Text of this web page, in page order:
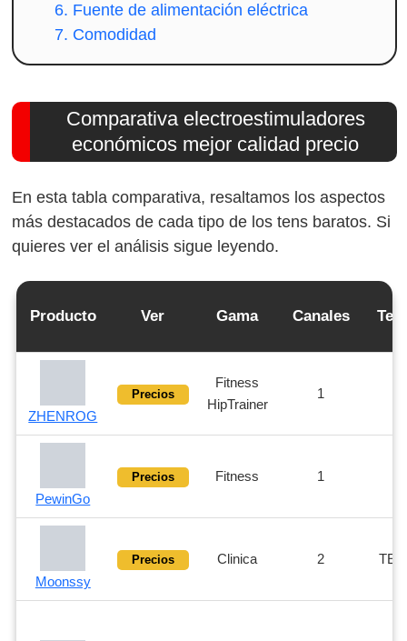
6. Fuente de alimentación eléctrica
7. Comodidad
Comparativa electroestimuladores
económicos mejor calidad precio
En esta tabla comparativa, resaltamos los aspectos
más destacados de cada tipo de los tens baratos. Si
quieres ver el análisis sigue leyendo.
Producto Ver Gama Canales
ZHENROG
Precios
Fitness
HipTrainer
1
PewinGo
Precios Fitness 1
Moonssy
Precios Clinica 2